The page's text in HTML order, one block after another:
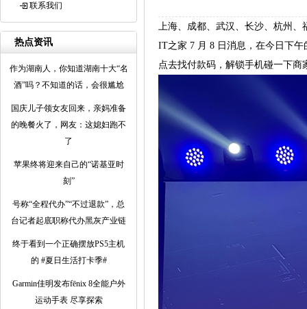
联系我们
热点资讯
作为湖南人，你知道湖南十大“名
酒”吗？不知道的话，会很尴尬
国庆儿子领女友回来，亲妈准备
的晚餐火了，网友：这媳妇跑不
了
苹果终将迎来自己的“诺基亚时
刻”
号称“全程代办”“不过退款”，总
台记者起底职称代办黑灰产业链
终于看到一个正确摆放PS5主机
的 #夏日生活打卡季#
Garmin佳明发布fēnix 8全能户外
运动手表 尽享探索
上海、成都、武汉、长沙、杭州、
IT之家 7 月 8 日消息，在今日下
点去找付款码，解锁手机碰一下